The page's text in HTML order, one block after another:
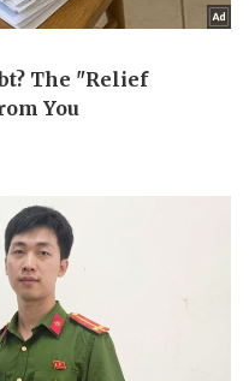
Ô tô - Xe máy
Ô tô
Xe máy